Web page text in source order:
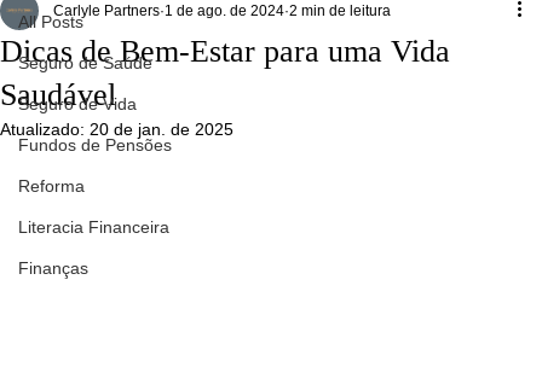
All Posts
Seguro de Saúde
Seguro de Vida
Fundos de Pensões
Reforma
Literacia Financeira
Finanças
Dicas de Bem-Estar para uma Vida
Saudável
Carlyle Partners 1 de ago. de 2024 2 min de leitura
Atualizado: 20 de jan. de 2025